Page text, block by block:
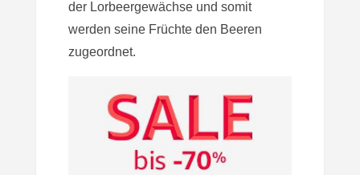
der Lorbeergewächse und somit
werden seine Früchte den Beeren
zugeordnet.